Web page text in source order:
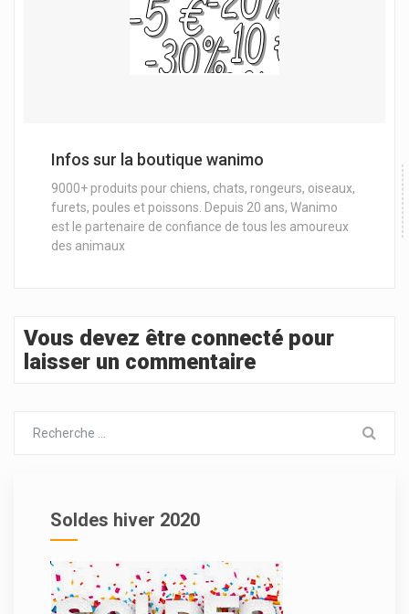
Infos sur la boutique wanimo
9000+ produits pour chiens, chats, rongeurs, oiseaux,
furets, poules et poissons. Depuis 20 ans, Wanimo
est le partenaire de confiance de tous les amoureux
des animaux
Vous devez être connecté pour
laisser un commentaire
Soldes hiver 2020